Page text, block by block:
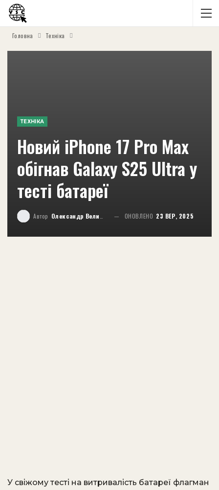
Головна Техніка
ТЕХНІКА
Новий iPhone 17 Pro Max
обігнав Galaxy S25 Ultra у
тесті батареї
Автор Олександр Великий ОНОВЛЕНО 23 ВЕР, 2025
У свіжому тесті на витривалість батареї флагман